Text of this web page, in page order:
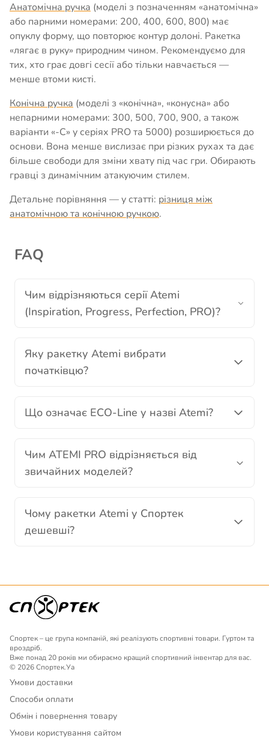
Анатомічна ручка (моделі з позначенням «анатомічна»
або парними номерами: 200, 400, 600, 800) має
опуклу форму, що повторює контур долоні. Ракетка
«лягає в руку» природним чином. Рекомендуємо для
тих, хто грає довгі сесії або тільки навчається —
менше втоми кисті.
Конічна ручка (моделі з «конічна», «конусна» або
непарними номерами: 300, 500, 700, 900, а також
варіанти «-C» у серіях PRO та 5000) розширюється до
основи. Вона менше вислизає при різких рухах та дає
більше свободи для зміни хвату під час гри. Обирають
гравці з динамічним атакуючим стилем.
Детальне порівняння — у статті: різниця між
анатомічною та конічною ручкою.
FAQ
Чим відрізняються серії Atemi
(Inspiration, Progress, Perfection, PRO)?
Яку ракетку Atemi вибрати
початківцю?
Що означає ECO-Line у назві Atemi?
Чим ATEMI PRO відрізняється від
звичайних моделей?
Чому ракетки Atemi у Спортек
дешевші?
Спортек – це група компаній, які реалізують спортивні товари. Гуртом та
вроздріб.
Вже понад 20 років ми обираємо кращий спортивний інвентар для вас.
© 2026 Спортек.Уа
Умови доставки
Способи оплати
Обмін і повернення товару
Умови користування сайтом